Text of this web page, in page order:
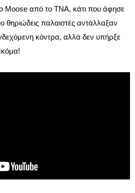
Moose από το TNA, κάτι που άφησε
θηριώδεις παλαιστές αντάλλαξαν
κόντρα, αλλά δεν υπήρξε